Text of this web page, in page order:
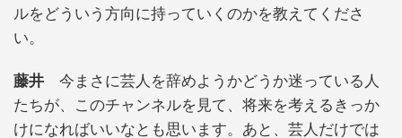
ルをどういう方向に持っていくのかを教えてくださ
い。
藤井 今まさに芸人を辞めようかどうか迷っている人
たちが、このチャンネルを見て、将来を考えるきっか
けになればいいなとも思います。あと、芸人だけでは